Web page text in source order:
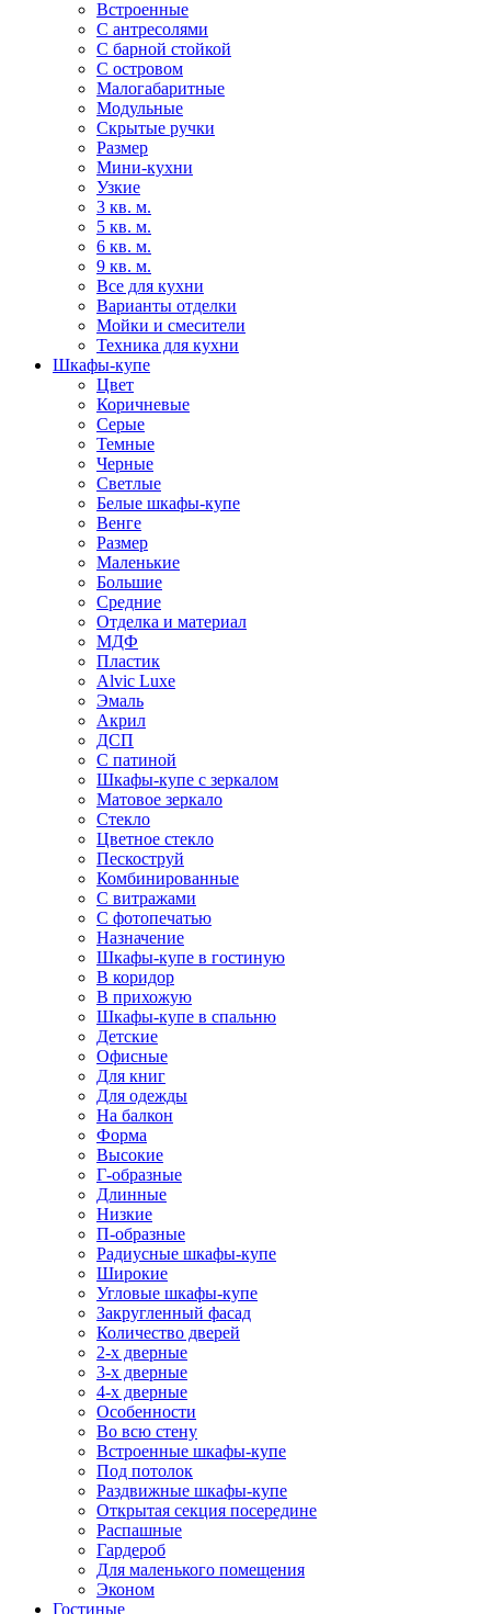
Встроенные
С антресолями
С барной стойкой
С островом
Малогабаритные
Модульные
Скрытые ручки
Размер
Мини-кухни
Узкие
3 кв. м.
5 кв. м.
6 кв. м.
9 кв. м.
Все для кухни
Варианты отделки
Мойки и смесители
Техника для кухни
Шкафы-купе
Цвет
Коричневые
Серые
Темные
Черные
Светлые
Белые шкафы-купе
Венге
Размер
Маленькие
Большие
Средние
Отделка и материал
МДФ
Пластик
Alvic Luxe
Эмаль
Акрил
ДСП
С патиной
Шкафы-купе с зеркалом
Матовое зеркало
Стекло
Цветное стекло
Пескоструй
Комбинированные
С витражами
С фотопечатью
Назначение
Шкафы-купе в гостиную
В коридор
В прихожую
Шкафы-купе в спальню
Детские
Офисные
Для книг
Для одежды
На балкон
Форма
Высокие
Г-образные
Длинные
Низкие
П-образные
Радиусные шкафы-купе
Широкие
Угловые шкафы-купе
Закругленный фасад
Количество дверей
2-х дверные
3-х дверные
4-х дверные
Особенности
Во всю стену
Встроенные шкафы-купе
Под потолок
Раздвижные шкафы-купе
Открытая секция посередине
Распашные
Гардероб
Для маленького помещения
Эконом
Гостиные